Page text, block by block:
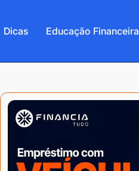
Dicas Educação Financeira